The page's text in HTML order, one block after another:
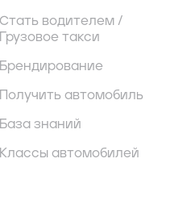
Стать водителем /
Грузовое такси
Брендирование
Получить автомобиль
База знаний
Классы автомобилей